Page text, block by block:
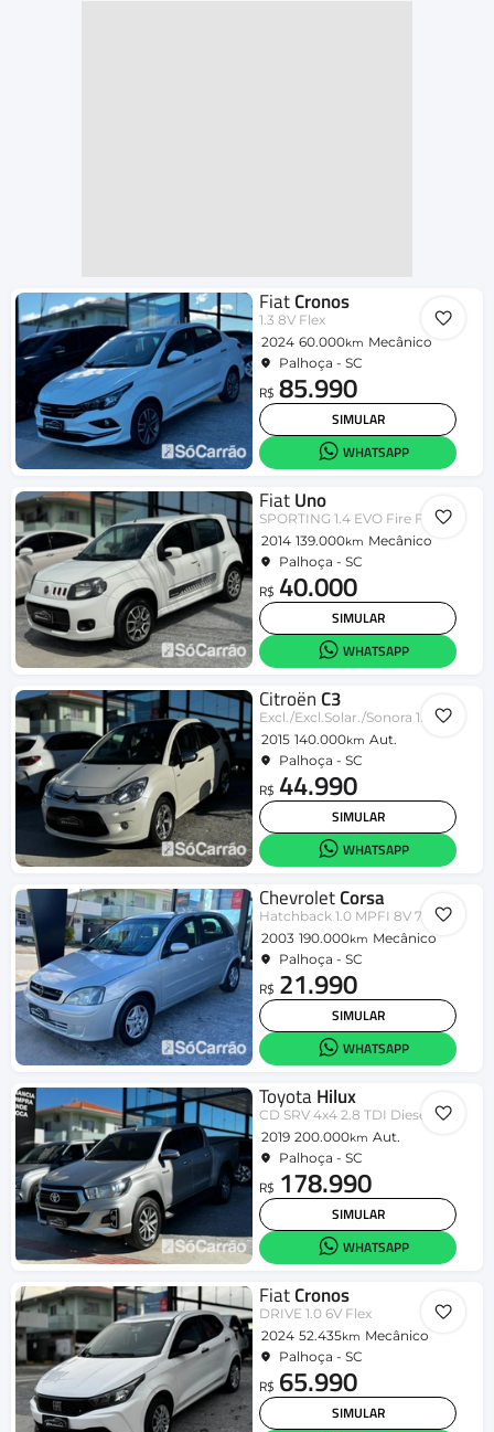
FiatCronos
1.3 8V Flex
2024 60.000km Mecânico
Palhoça - SC
R$ 85.990
SIMULAR
WHATSAPP
FiatUno
SPORTING 1.4 EVO Fire Flex 8V 4p
2014 139.000km Mecânico
Palhoça - SC
R$ 40.000
SIMULAR
WHATSAPP
Citroën C3
Excl./Excl.Solar./Sonora 1.6 Flex Aut
2015 140.000km Aut.
Palhoça - SC
R$ 44.990
SIMULAR
WHATSAPP
ChevroletCorsa
Hatchback 1.0 MPFI 8V 71cv 5p
2003 190.000km Mecânico
Palhoça - SC
R$ 21.990
SIMULAR
WHATSAPP
ToyotaHilux
CD SRV 4x4 2.8 TDI Diesel Aut.
2019 200.000km Aut.
Palhoça - SC
R$ 178.990
SIMULAR
WHATSAPP
FiatCronos
DRIVE 1.0 6V Flex
2024 52.435km Mecânico
Palhoça - SC
R$ 65.990
SIMULAR